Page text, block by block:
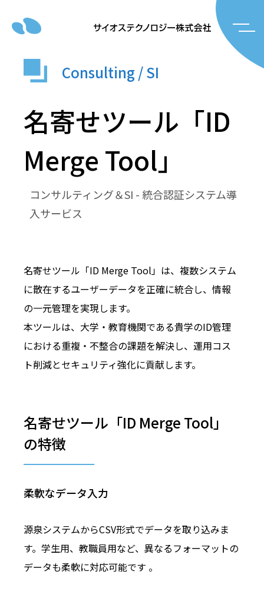
Consulting / SI
名寄せツール「ID
Merge Tool」
コンサルティング＆SI - 統合認証システム導
入サービス
名寄せツール「ID Merge Tool」は、複数システム
に散在するユーザーデータを正確に統合し、情報
の一元管理を実現します。
本ツールは、大学・教育機関である貴学のID管理
における重複・不整合の課題を解決し、運用コス
ト削減とセキュリティ強化に貢献します。
名寄せツール「ID Merge Tool」
の特徴
柔軟なデータ入力
源泉システムからCSV形式でデータを取り込みま
す。学生用、教職員用など、異なるフォーマットの
データも柔軟に対応可能です 。